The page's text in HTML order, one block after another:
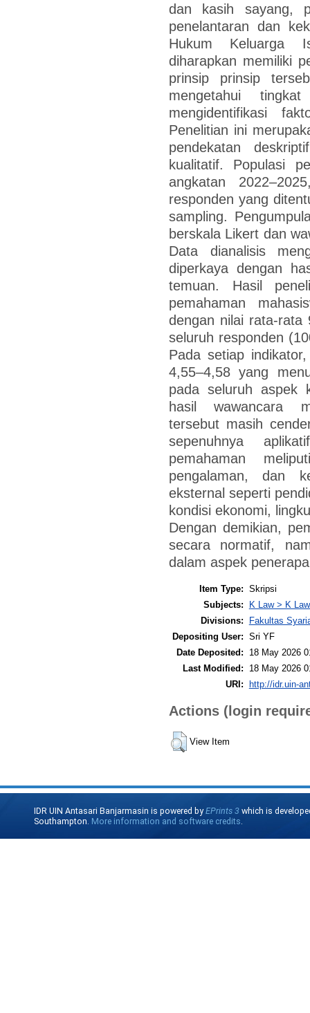
dan kasih sayang,
penelantaran dan
Hukum Keluarga
diharapkan memiliki
prinsip prinsip
mengetahui
mengidentifikasi
Penelitian ini
pendekatan
kualitatif. Populasi
angkatan
responden yang
sampling.
berskala Likert dan
Data dianalisis
diperkaya dengan
temuan. Hasil
pemahaman
dengan nilai rata-rata
seluruh responden
Pada setiap
4,55–4,58 yang
pada seluruh aspek
hasil wawancara
tersebut masih
sepenuhnya
pemahaman
pengalaman, dan
eksternal seperti
kondisi ekonomi,
Dengan demikian,
secara normatif,
dalam aspek
Item Type: Skripsi
Subjects:
K Law > K
Divisions:
Fakultas
Depositing User: Sri YF
Date Deposited:
18 May 2026
Last Modified:
18 May 2026
URI: http://idr.uin-
Actions (login
View Item
IDR UIN Antasari Banjarmasin is powered byEPrints 3 which is
Southampton. More information and software credits.